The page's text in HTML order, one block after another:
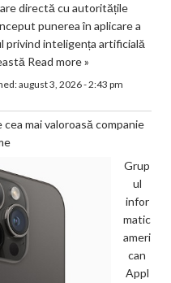
directă cu autoritățile
punerea în aplicare a
privind inteligența artificială
Read more »
august 3, 2026 - 2:43 pm
mai valoroasă companie
Grup
ul
infor
matic
ameri
can
Appl